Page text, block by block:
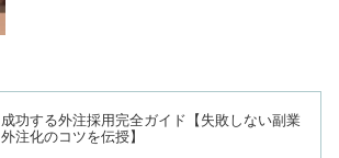
成功する外注採用完全ガイド【失敗しない副業
外注化のコツを伝授】